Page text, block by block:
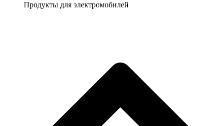
Продукты для электромобилей